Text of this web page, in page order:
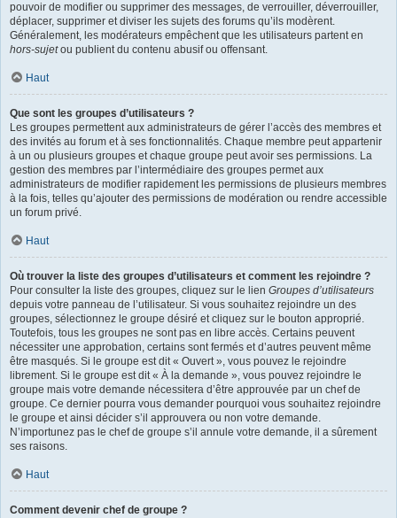
pouvoir de modifier ou supprimer des messages, de verrouiller, déverrouiller,
déplacer, supprimer et diviser les sujets des forums qu’ils modèrent.
Généralement, les modérateurs empêchent que les utilisateurs partent en
hors-sujetou publient du contenu abusif ou offensant.
Haut
Que sont les groupes d’utilisateurs ?
Les groupes permettent aux administrateurs de gérer l’accès des membres et
des invités au forum et à ses fonctionnalités. Chaque membre peut appartenir
à un ou plusieurs groupes et chaque groupe peut avoir ses permissions. La
gestion des membres par l’intermédiaire des groupes permet aux
administrateurs de modifier rapidement les permissions de plusieurs membres
à la fois, telles qu’ajouter des permissions de modération ou rendre accessible
un forum privé.
Haut
Où trouver la liste des groupes d’utilisateurs et comment les rejoindre ?
Pour consulter la liste des groupes, cliquez sur le lien Groupes d’utilisateurs
depuis votre panneau de l’utilisateur. Si vous souhaitez rejoindre un des
groupes, sélectionnez le groupe désiré et cliquez sur le bouton approprié.
Toutefois, tous les groupes ne sont pas en libre accès. Certains peuvent
nécessiter une approbation, certains sont fermés et d’autres peuvent même
être masqués. Si le groupe est dit « Ouvert », vous pouvez le rejoindre
librement. Si le groupe est dit « À la demande », vous pouvez rejoindre le
groupe mais votre demande nécessitera d’être approuvée par un chef de
groupe. Ce dernier pourra vous demander pourquoi vous souhaitez rejoindre
le groupe et ainsi décider s’il approuvera ou non votre demande.
N’importunez pas le chef de groupe s’il annule votre demande, il a sûrement
ses raisons.
Haut
Comment devenir chef de groupe ?